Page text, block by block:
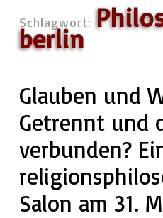
Schlagwort:
berlin
Glauben und
Getrennt und
verbunden?
Salon am 31.